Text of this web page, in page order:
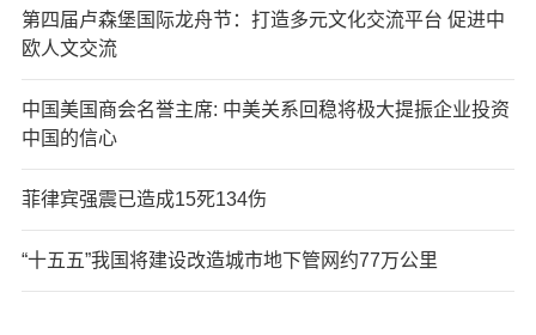
第四届卢森堡国际龙舟节：打造多元文化交流平台 促进中
欧人文交流
中国美国商会名誉主席: 中美关系回稳将极大提振企业投资
中国的信心
菲律宾强震已造成15死134伤
“十五五”我国将建设改造城市地下管网约77万公里